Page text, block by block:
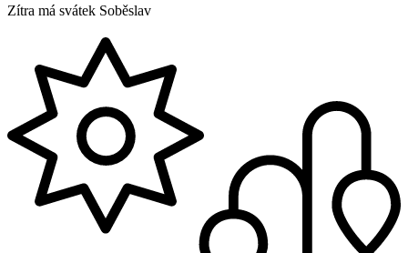
Zítra má svátek Soběslav